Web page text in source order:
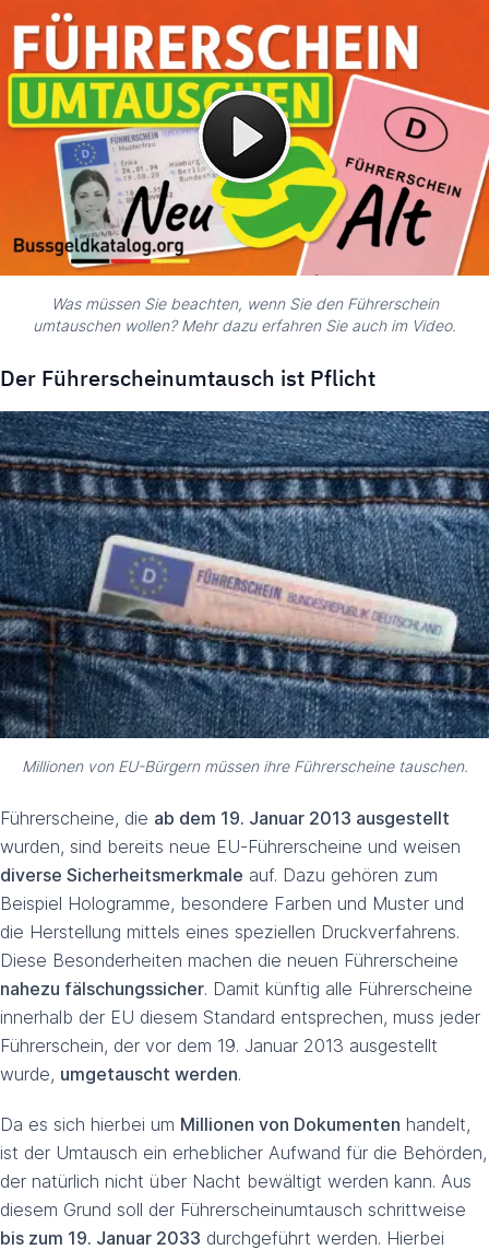
Was müssen Sie beachten, wenn Sie den Führerschein
umtauschen wollen? Mehr dazu erfahren Sie auch im Video.
Der Führerscheinumtausch ist Pflicht
Millionen von EU-Bürgern müssen ihre Führerscheine tauschen.
Führerscheine, die ab dem 19. Januar 2013 ausgestellt
wurden, sind bereits neue EU-Führerscheine und weisen
diverse Sicherheitsmerkmale auf. Dazu gehören zum
Beispiel Hologramme, besondere Farben und Muster und
die Herstellung mittels eines speziellen Druckverfahrens.
Diese Besonderheiten machen die neuen Führerscheine
nahezu fälschungssicher. Damit künftig alle Führerscheine
innerhalb der EU diesem Standard entsprechen, muss jeder
Führerschein, der vor dem 19. Januar 2013 ausgestellt
wurde, umgetauscht werden.
Da es sich hierbei um Millionen von Dokumenten handelt,
ist der Umtausch ein erheblicher Aufwand für die Behörden,
der natürlich nicht über Nacht bewältigt werden kann. Aus
diesem Grund soll der Führerscheinumtausch schrittweise
bis zum 19. Januar 2033 durchgeführt werden. Hierbei